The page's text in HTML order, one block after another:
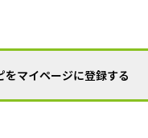
をマイページに登録する